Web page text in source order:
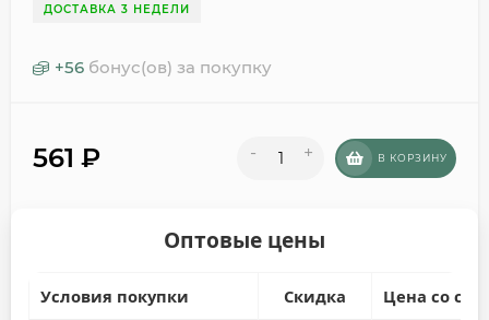
ДОСТАВКА 3 НЕДЕЛИ
+56 бонус(ов) за покупку
561 ₽ - + В КОРЗИНУ
Оптовые цены
Условия покупки Скидка Цена со